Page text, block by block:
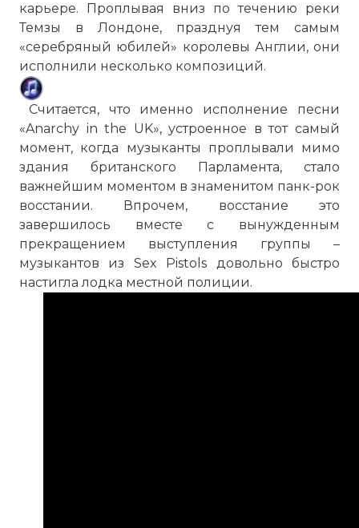
карьере. Проплывая вниз по течению реки
Темзы в Лондоне, празднуя тем самым
«серебряный юбилей» королевы Англии, они
исполнили несколько композиций.
Считается, что именно исполнение песни
«Anarchy in the UK», устроенное в тот самый
момент, когда музыканты проплывали мимо
здания британского Парламента, стало
важнейшим моментом в знаменитом панк-рок
восстании. Впрочем, восстание это
завершилось вместе с вынужденным
прекращением выступления группы –
музыкантов из Sex Pistols довольно быстро
настигла лодка местной полиции.